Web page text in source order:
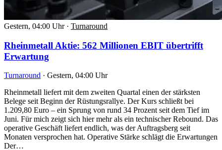
Gestern, 04:00 Uhr · Turnaround
Rheinmetall Aktie: 562 Millionen EBIT übertrifft
Erwartung
Turnaround · Gestern, 04:00 Uhr
Rheinmetall liefert mit dem zweiten Quartal einen der stärksten
Belege seit Beginn der Rüstungsrallye. Der Kurs schließt bei
1.209,80 Euro – ein Sprung von rund 34 Prozent seit dem Tief im
Juni. Für mich zeigt sich hier mehr als ein technischer Rebound. Das
operative Geschäft liefert endlich, was der Auftragsberg seit
Monaten versprochen hat. Operative Stärke schlägt die Erwartungen
Der…